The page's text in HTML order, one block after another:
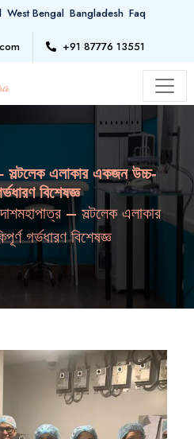
West Bengal Bangladesh Faq
+91 87776 13551
সল্টলেক এলাকার একজন উচ্চ-
বিশেষজ্ঞ
– সল্টলেক এলাকার
গর্ভধারণ বিশেষজ্ঞ